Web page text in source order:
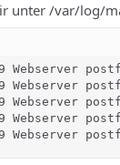
unter /var/log/
Webserver
Webserver
Webserver
Webserver
Webserver